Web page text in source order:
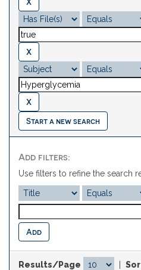
Start a new search
Add filters:
Use filters to refine the search
Results/Page